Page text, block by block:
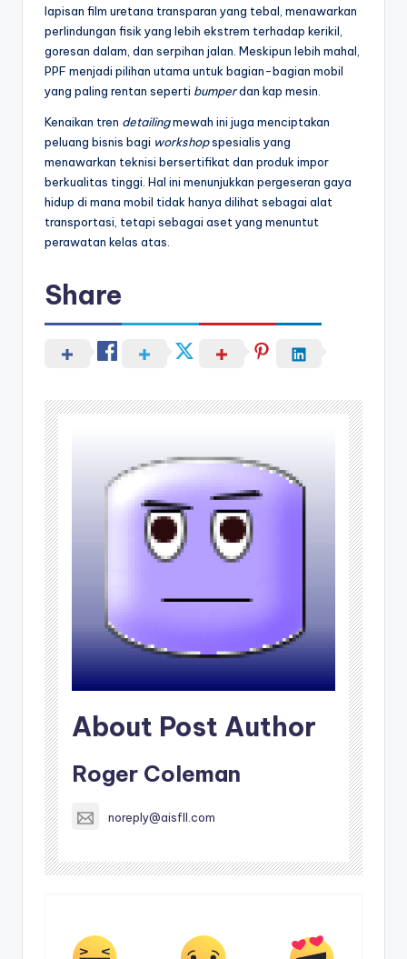
lapisan film uretana transparan yang tebal, menawarkan
perlindungan fisik yang lebih ekstrem terhadap kerikil,
goresan dalam, dan serpihan jalan. Meskipun lebih mahal,
PPF menjadi pilihan utama untuk bagian-bagian mobil
yang paling rentan seperti bumperdan kap mesin.
Kenaikan tren detailingmewah ini juga menciptakan
peluang bisnis bagi workshopspesialis yang
menawarkan teknisi bersertifikat dan produk impor
berkualitas tinggi. Hal ini menunjukkan pergeseran gaya
hidup di mana mobil tidak hanya dilihat sebagai alat
transportasi, tetapi sebagai aset yang menuntut
perawatan kelas atas.
Share
About Post Author
Roger Coleman
noreply@aisfll.com